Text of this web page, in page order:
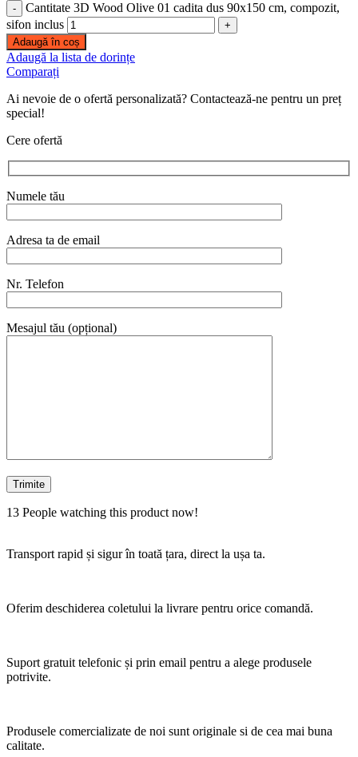
Cantitate 3D Wood Olive 01 cadita dus 90x150 cm, compozit,
sifon inclus
Adaugă în coș
Adaugă la lista de dorințe
Comparați
Ai nevoie de o ofertă personalizată? Contactează-ne pentru un preț
special!
Cere ofertă
Numele tău
Adresa ta de email
Nr. Telefon
Mesajul tău (opțional)
13 People watching this product now!
Transport rapid și sigur în toată țara, direct la ușa ta.
Oferim deschiderea coletului la livrare pentru orice comandă.
Suport gratuit telefonic și prin email pentru a alege produsele
potrivite.
Produsele comercializate de noi sunt originale si de cea mai buna
calitate.